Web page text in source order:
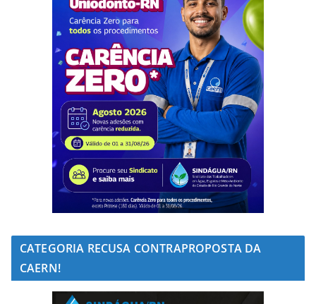
CATEGORIA RECUSA CONTRAPROPOSTA DA
CAERN!